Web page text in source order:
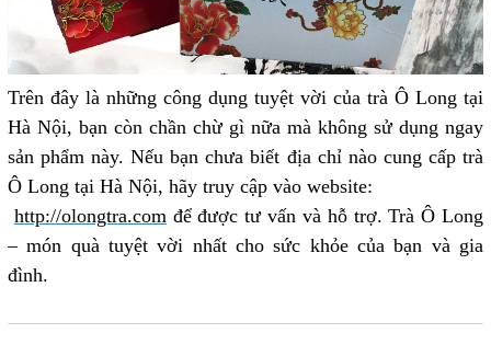
Trên đây là những công dụng tuyệt vời của trà Ô Long tại
Hà Nội, bạn còn chần chừ gì nữa mà không sử dụng ngay
sản phẩm này. Nếu bạn chưa biết địa chỉ nào cung cấp trà
Ô Long tại Hà Nội, hãy truy cập vào website:
http://olongtra.comđể được tư vấn và hỗ trợ. Trà Ô Long
– món quà tuyệt vời nhất cho sức khỏe của bạn và gia
đình.